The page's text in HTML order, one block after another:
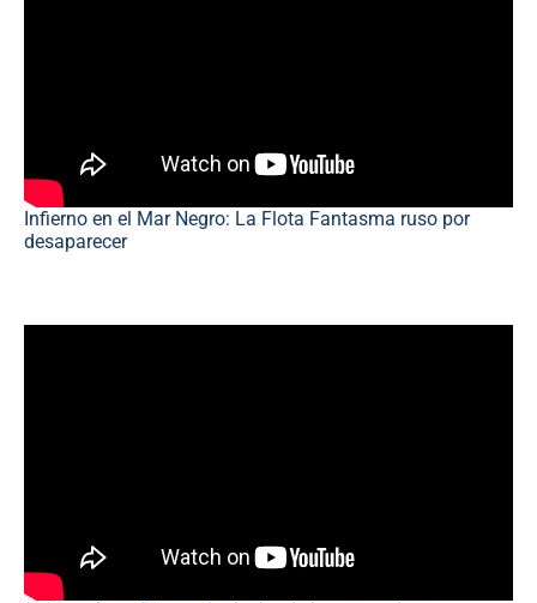
Infierno en el Mar Negro: La Flota Fantasma ruso por
desaparecer